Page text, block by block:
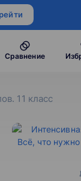
Сравнение
11 класс